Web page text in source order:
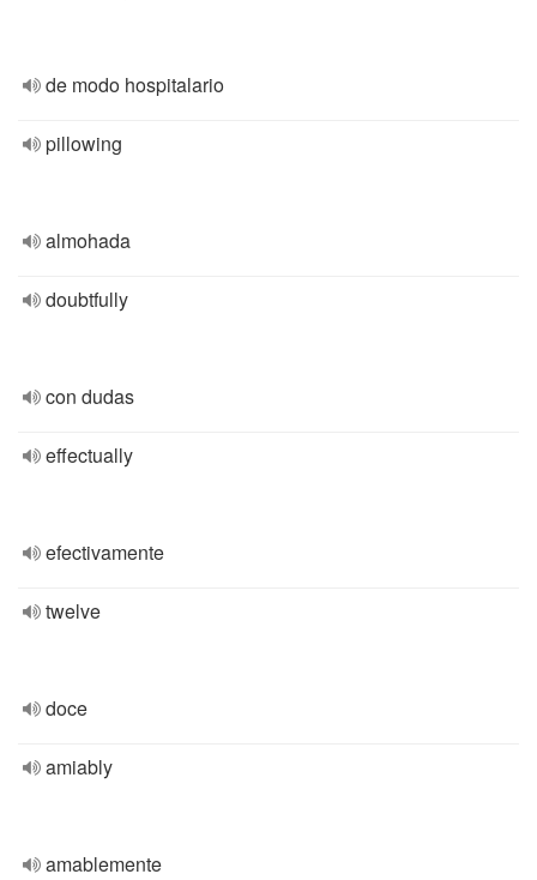
de modo hospitalario
pillowing
almohada
doubtfully
con dudas
effectually
efectivamente
twelve
doce
amiably
amablemente